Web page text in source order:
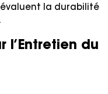
la durabilité
l’Entretien du